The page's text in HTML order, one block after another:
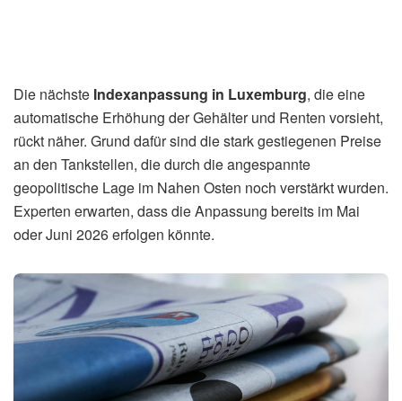
0
Mal geteilt
Die nächsteIndexanpassung in Luxemburg, die eine
automatische Erhöhung der Gehälter und Renten vorsieht,
rückt näher. Grund dafür sind die stark gestiegenen Preise
an den Tankstellen, die durch die angespannte